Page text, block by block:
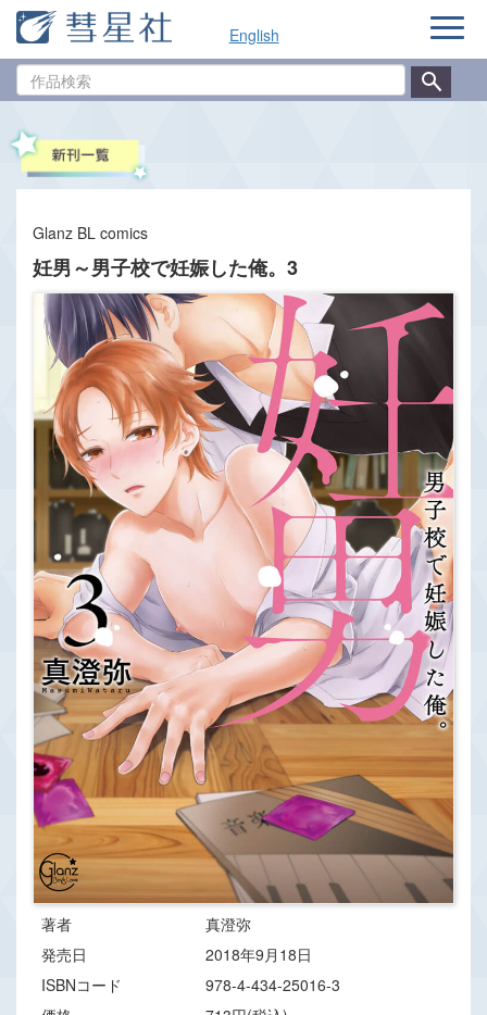
English
品
ナ
ゲ
Glanz BL comics
妊男～男子校で妊娠した俺。3
著者
真澄弥
発売日
2018年9月18日
ISBNコード
978-4-434-25016-3